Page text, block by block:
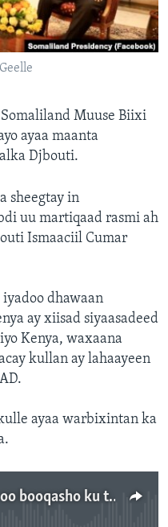
Muuse Biixi
ayaa maanta
Djbouti.
sheegtay in
uu martiqaad rasmi ah
Ismaaciil Cumar
iyadoo dhawaan
ay xiisad siyaasadeed
Kenya, waxaana
kullan ay lahaayeen
ayaa warbixintan ka
Madaxweyne Muuse Biixi oo booqasho ku tegay Djibouti